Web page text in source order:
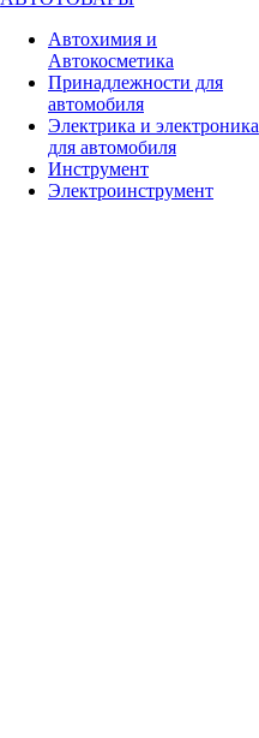
Автохимия и
Автокосметика
Принадлежности для
автомобиля
Электрика и электроника
для автомобиля
Инструмент
Электроинструмент